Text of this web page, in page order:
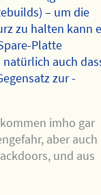
– um die
zu halten kann
Platte
auch
zur -
imho gar
aber auch
und aus